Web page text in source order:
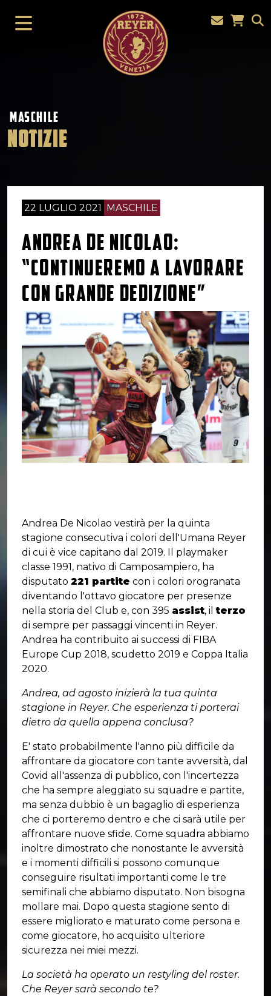
MASCHILE
NOTIZIE
22 LUGLIO 2021 MASCHILE
ANDREA DE NICOLAO:
“CONTINUEREMO A LAVORARE
CON GRANDE DEDIZIONE”
Andrea De Nicolao vestirà per la quinta
stagione consecutiva i colori dell'Umana Reyer
di cui è vice capitano dal 2019. Il playmaker
classe 1991, nativo di Camposampiero, ha
disputato 221 partite con i colori orogranata
diventando l'ottavo giocatore per presenze
nella storia del Club e, con 395 assist, ilterzo
di sempre per passaggi vincenti in Reyer.
Andrea ha contribuito ai successi di FIBA
Europe Cup 2018, scudetto 2019 e Coppa Italia
2020.
Andrea, ad agosto inizierà la tua quinta
stagione in Reyer. Che esperienza ti porterai
dietro da quella appena conclusa?
E' stato probabilmente l'anno più difficile da
affrontare da giocatore con tante avversità, dal
Covid all'assenza di pubblico, con l'incertezza
che ha sempre aleggiato su squadre e partite,
ma senza dubbio è un bagaglio di esperienza
che ci porteremo dentro e che ci sarà utile per
affrontare nuove sfide. Come squadra abbiamo
inoltre dimostrato che nonostante le avversità
e i momenti difficili si possono comunque
conseguire risultati importanti come le tre
semifinali che abbiamo disputato. Non bisogna
mollare mai. Dopo questa stagione sento di
essere migliorato e maturato come persona e
come giocatore, ho acquisito ulteriore
sicurezza nei miei mezzi.
La società ha operato un restyling del roster.
Che Reyer sarà secondo te?